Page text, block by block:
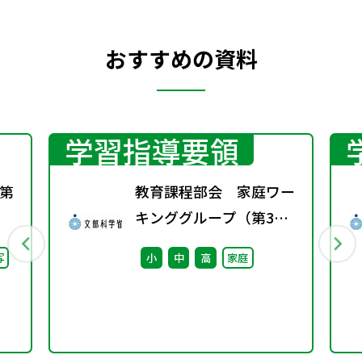
おすすめの資料
学習指導要領
教育課程部会 家庭ワー
キンググループ（第3
回） 配付資料
小 中 高 家庭